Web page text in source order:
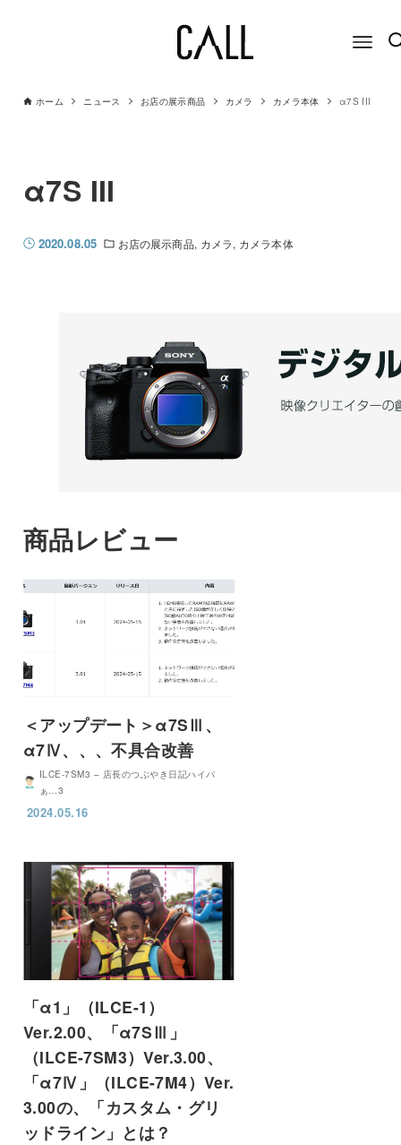
ホーム ニュース お店の展示商品 カメラ カメラ本体 α7S III
α7S III
2020.08.05 お店の展示商品 カメラ カメラ本体
商品レビュー
＜アップデート＞α7SⅢ、
α7Ⅳ、、、不具合改善
ILCE-7SM3 – 店長のつぶやき日記ハイパ
ぁ…3
2024.05.16
「α1」（ILCE-1）
Ver.2.00、「α7SⅢ」
（ILCE-7SM3）Ver.3.00、
「α7Ⅳ」（ILCE-7M4）Ver.
3.00の、「カスタム・グリ
ッドライン」とは？